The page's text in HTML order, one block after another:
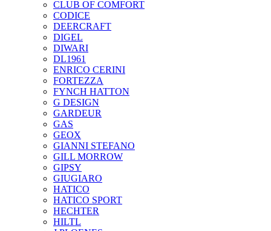
CLUB OF COMFORT
CODICE
DEERCRAFT
DIGEL
DIWARI
DL1961
ENRICO CERINI
FORTEZZA
FYNCH HATTON
G DESIGN
GARDEUR
GAS
GEOX
GIANNI STEFANO
GILL MORROW
GIPSY
GIUGIARO
HATICO
HATICO SPORT
HECHTER
HILTL